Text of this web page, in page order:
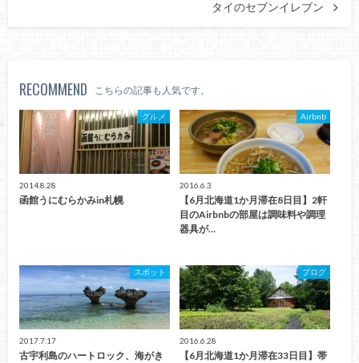
タイのセブンイレブン
RECOMMEND こちらの記事も人気です。
グルメ
2014.8.28
函館うにむらかみin札幌
Airbnb
2016.6.3
【6月北海道1か月滞在8日目】2軒
目のAirbnbの部屋は調味料や調理
器具が…
スポット
2017.7.17
古宇利島のハートロック、海がき
ブログ
2016.6.28
【6月北海道1か月滞在33日目】帯